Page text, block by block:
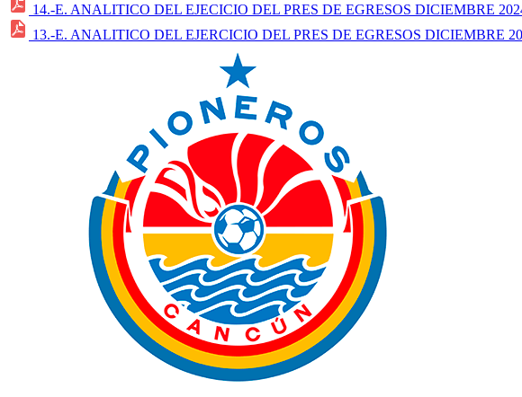
14.-E. ANALITICO DEL EJECICIO DEL PRES DE EGRESOS DICIEMBRE
13.-E. ANALITICO DEL EJERCICIO DEL PRES DE EGRESOS DICIEMBRE